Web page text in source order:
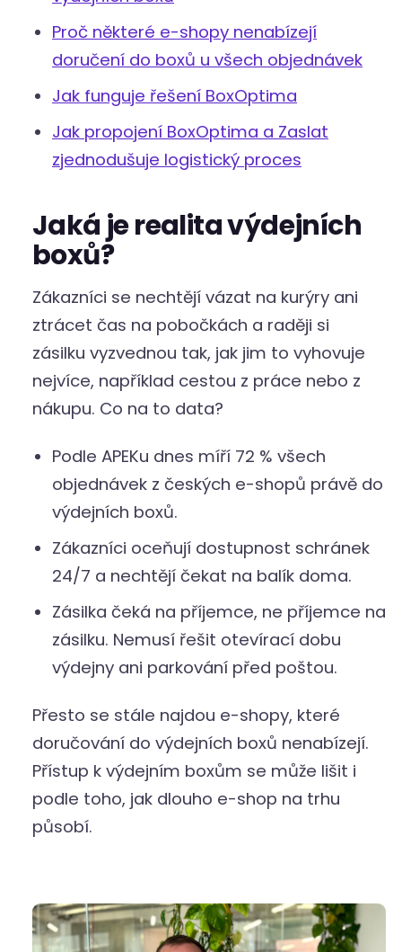
Proč některé e-shopy nenabízejí
doručení do boxů u všech objednávek
Jak funguje řešení BoxOptima
Jak propojení BoxOptima a Zaslat
zjednodušuje logistický proces
Jaká je realita výdejních
boxů?
Zákazníci se nechtějí vázat na kurýry ani
ztrácet čas na pobočkách a raději si
zásilku vyzvednou tak, jak jim to vyhovuje
nejvíce, například cestou z práce nebo z
nákupu. Co na to data?
Podle APEKu dnes míří 72 % všech
objednávek z českých e-shopů právě do
výdejních boxů.
Zákazníci oceňují dostupnost schránek
24/7 a nechtějí čekat na balík doma.
Zásilka čeká na příjemce, ne příjemce na
zásilku. Nemusí řešit otevírací dobu
výdejny ani parkování před poštou.
Přesto se stále najdou e-shopy, které
doručování do výdejních boxů nenabízejí.
Přístup k výdejním boxům se může lišit i
podle toho, jak dlouho e-shop na trhu
působí.